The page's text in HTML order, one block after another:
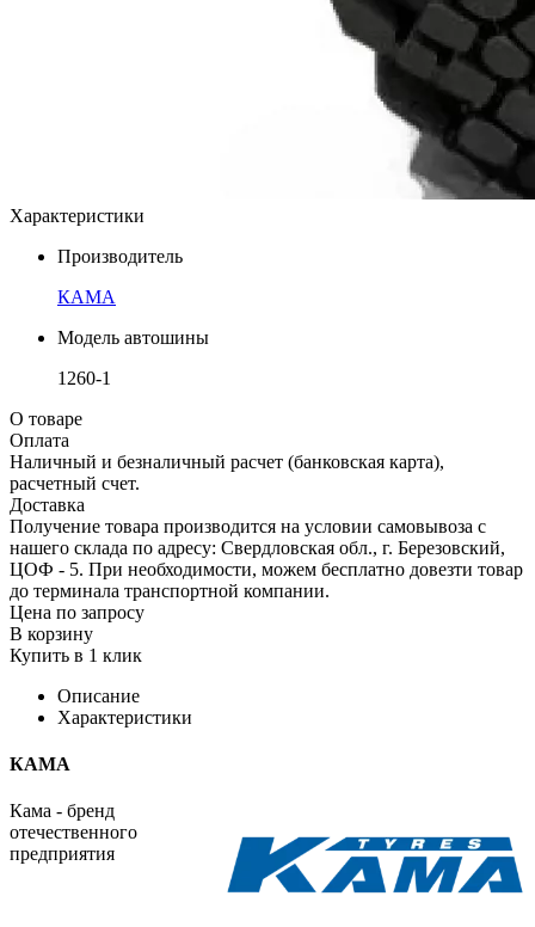
Характеристики
Производитель
КАМА
Модель автошины
1260-1
О товаре
Оплата
Наличный и безналичный расчет (банковская карта),
расчетный счет.
Доставка
Получение товара производится на условии самовывоза с
нашего склада по адресу: Свердловская обл., г. Березовский,
ЦОФ - 5. При необходимости, можем бесплатно довезти товар
до терминала транспортной компании.
Цена по запросу
В корзину
Купить в 1 клик
Описание
Характеристики
КАМА
Кама - бренд
отечественного
предприятия